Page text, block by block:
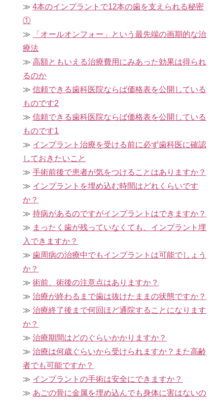
4本のインプラントで12本の歯を支えられる秘密
①
「オールオンフォー」という最先端の画期的な治
療法
高額ともいえる治療費用にみあった効果は得られ
るのか
信頼できる歯科医院ならば価格表を公開している
ものです2
信頼できる歯科医院ならば価格表を公開している
ものです1
インプラント治療を受ける前に必ず歯科医に確認
しておきたいこと
手術前後で患者が気をつけることはありますか？
インプラントを埋め込む時間はどれくらいです
か？
持病があるのですがインプラントはできますか？
まったく歯が残っていなくても、インプラント埋
入できますか？
歯周病の治療中でもインプラントは可能でしょう
か？
術前、術後の注意点はありますか？
治療が終わるまで歯は抜けたままの状態ですか？
治療終了後まで何回ほど通院することになります
か？
治療期間はどのぐらいかかりますか？
治療は何歳ぐらいから受けられますか？また高齢
者でも可能ですか？
インプラントの手術は安全にできますか？
あごの骨に金属を埋め込んでも身体に害はないの